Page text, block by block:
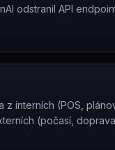
odstranil API
náhradní řešení.
z interních (POS,
(počasí,
učení nové